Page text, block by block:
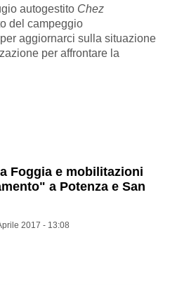
autogestito Chez
del campeggio
per aggiornarci sulla situazione
per affrontare la
Foggia e mobilitazioni
a Potenza e San
2017 - 13:08